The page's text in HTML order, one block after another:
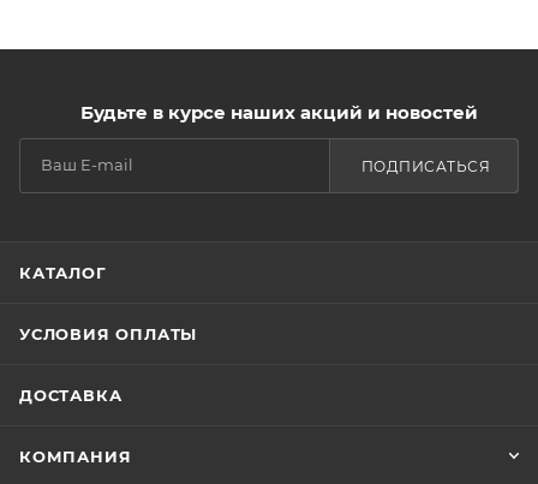
Будьте в курсе наших акций и новостей
ПОДПИСАТЬСЯ
КАТАЛОГ
УСЛОВИЯ ОПЛАТЫ
ДОСТАВКА
КОМПАНИЯ